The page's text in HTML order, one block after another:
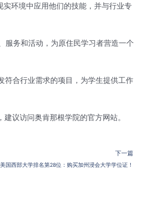
环境中应用他们的技能，并与行业专
服务和活动，为原住民学习者营造一个
符合行业需求的项目，为学生提供工作
议访问奥肯那根学院的官方网站。
下一篇
美国西部大学排名第28位：购买加州浸会大学学位证！